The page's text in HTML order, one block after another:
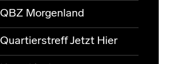
QBZ Morgenland
Quartierstreff Jetzt Hier